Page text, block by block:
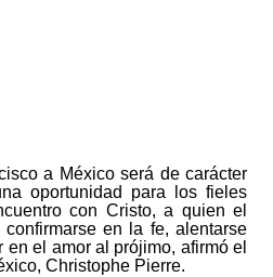
a México será de carácter
oportunidad para los fieles
con Cristo, a quien el
en la fe, alentarse
el amor al prójimo, afirmó el
Christophe Pierre.